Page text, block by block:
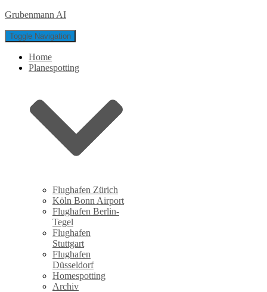
Grubenmann AI
Toggle Navigation
Home
Planespotting
Flughafen Zürich
Köln Bonn Airport
Flughafen Berlin-
Tegel
Flughafen
Stuttgart
Flughafen
Düsseldorf
Homespotting
Archiv